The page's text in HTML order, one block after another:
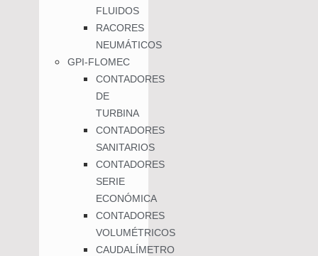
FLUIDOS
RACORES
NEUMÁTICOS
GPI-FLOMEC
CONTADORES
DE
TURBINA
CONTADORES
SANITARIOS
CONTADORES
SERIE
ECONÓMICA
CONTADORES
VOLUMÉTRICOS
CAUDALÍMETRO